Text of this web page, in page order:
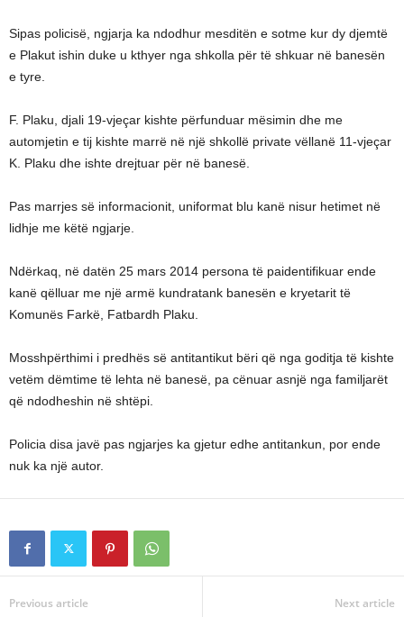
Sipas policisë, ngjarja ka ndodhur mesditën e sotme kur dy djemtë
e Plakut ishin duke u kthyer nga shkolla për të shkuar në banesën
e tyre.
F. Plaku, djali 19-vjeçar kishte përfunduar mësimin dhe me
automjetin e tij kishte marrë në një shkollë private vëllanë 11-vjeçar
K. Plaku dhe ishte drejtuar për në banesë.
Pas marrjes së informacionit, uniformat blu kanë nisur hetimet në
lidhje me këtë ngjarje.
Ndërkaq, në datën 25 mars 2014 persona të paidentifikuar ende
kanë qëlluar me një armë kundratank banesën e kryetarit të
Komunës Farkë, Fatbardh Plaku.
Mosshpërthimi i predhës së antitantikut bëri që nga goditja të kishte
vetëm dëmtime të lehta në banesë, pa cënuar asnjë nga familjarët
që ndodheshin në shtëpi.
Policia disa javë pas ngjarjes ka gjetur edhe antitankun, por ende
nuk ka një autor.
Previous article Next article